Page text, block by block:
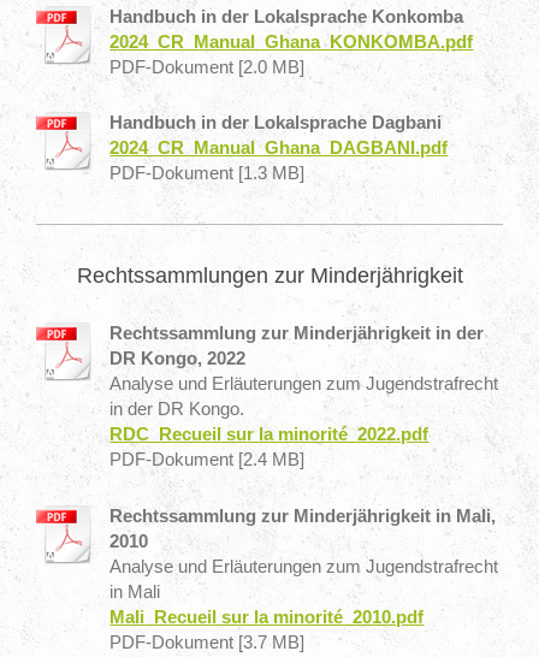
Handbuch in der Lokalsprache Konkomba
2024_CR_Manual_Ghana_KONKOMBA.pdf
PDF-Dokument [2.0 MB]
Handbuch in der Lokalsprache Dagbani
2024_CR_Manual_Ghana_DAGBANI.pdf
PDF-Dokument [1.3 MB]
Rechtssammlungen zur Minderjährigkeit
Rechtssammlung zur Minderjährigkeit in der
DR Kongo, 2022
Analyse und Erläuterungen zum Jugendstrafrecht
in der DR Kongo.
RDC_Recueil sur la minorité_2022.pdf
PDF-Dokument [2.4 MB]
Rechtssammlung zur Minderjährigkeit in Mali,
2010
Analyse und Erläuterungen zum Jugendstrafrecht
in Mali
Mali_Recueil sur la minorité_2010.pdf
PDF-Dokument [3.7 MB]